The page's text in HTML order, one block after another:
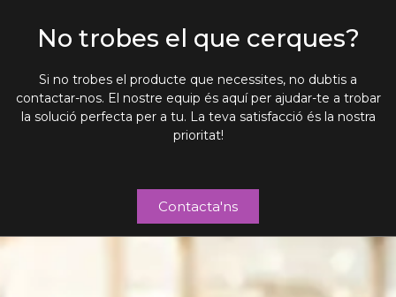
No trobes el que cerques?
Si no trobes el producte que necessites, no dubtis a
contactar-nos. El nostre equip és aquí per ajudar-te a trobar
la solució perfecta per a tu. La teva satisfacció és la nostra
prioritat!
Contacta'ns